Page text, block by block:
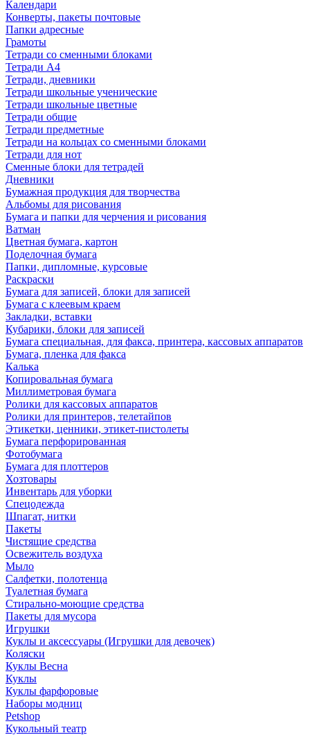
Календари
Конверты, пакеты почтовые
Папки адресные
Грамоты
Тетради со сменными блоками
Тетради А4
Тетради, дневники
Тетради школьные ученические
Тетради школьные цветные
Тетради общие
Тетради предметные
Тетради на кольцах со сменными блоками
Тетради для нот
Сменные блоки для тетрадей
Дневники
Бумажная продукция для творчества
Альбомы для рисования
Бумага и папки для черчения и рисования
Ватман
Цветная бумага, картон
Поделочная бумага
Папки, дипломные, курсовые
Раскраски
Бумага для записей, блоки для записей
Бумага с клеевым краем
Закладки, вставки
Кубарики, блоки для записей
Бумага специальная, для факса, принтера, кассовых аппаратов
Бумага, пленка для факса
Калька
Копировальная бумага
Миллиметровая бумага
Ролики для кассовых аппаратов
Ролики для принтеров, телетайпов
Этикетки, ценники, этикет-пистолеты
Бумага перфорированная
Фотобумага
Бумага для плоттеров
Хозтовары
Инвентарь для уборки
Спецодежда
Шпагат, нитки
Пакеты
Чистящие средства
Освежитель воздуха
Мыло
Салфетки, полотенца
Туалетная бумага
Стирально-моющие средства
Пакеты для мусора
Игрушки
Куклы и аксессуары (Игрушки для девочек)
Коляски
Куклы Весна
Куклы
Куклы фарфоровые
Наборы модниц
Petshop
Кукольный театр